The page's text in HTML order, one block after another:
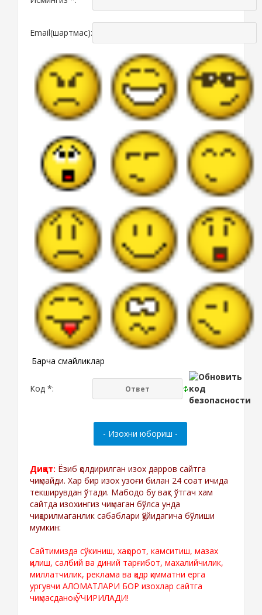
Email(шартмас):
Барча смайликлар
Код *:
Диққат: Ёзиб қолдирилган изох дарров сайтга
чиқмайди. Хар бир изох узоғи билан 24 соат ичида
текширувдан ўтади. Мабодо бу вақт ўтгач хам
сайтда изохингиз чиқмаган бўлса унда
чиқарилмаганлик сабаблари қўйидагича бўлиши
мумкин:
Сайтимизда сўкиниш, хақорот, камситиш, мазах
қилиш, салбий ва диний тарғибот, махалийчилик,
миллатчилик, реклама ва қадр қимматни ерга
ургувчи АЛОМАТЛАРИ БОР изохлар сайтга
чиқмасданоқ ЎЧИРИЛАДИ!